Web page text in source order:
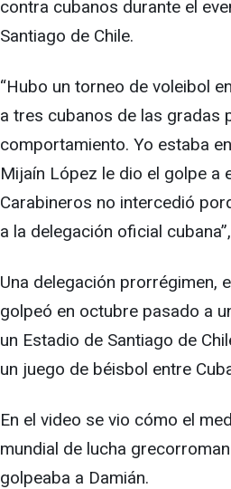
contra cubanos durante el
Santiago de Chile.
“Hubo un torneo de voleibol
a tres cubanos de las gradas
comportamiento. Yo estaba
Mijaín López le dio el golpe a
Carabineros no intercedió
a la delegación oficial
Una delegación prorrégimen,
golpeó en octubre pasado a
un Estadio de Santiago de
un juego de béisbol entre
En el video se vio cómo el
mundial de lucha
golpeaba a Damián.